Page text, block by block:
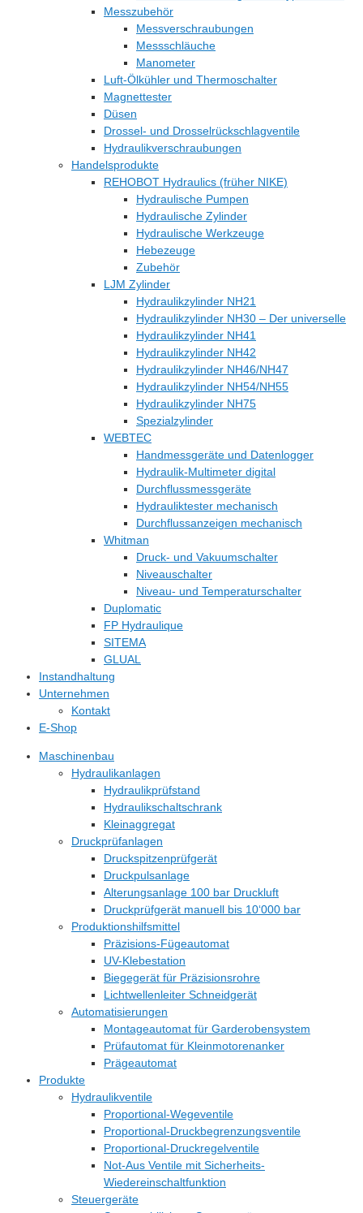
Messzubehör
Messverschraubungen
Messschläuche
Manometer
Luft-Ölkühler und Thermoschalter
Magnettester
Düsen
Drossel- und Drosselrückschlagventile
Hydraulikverschraubungen
Handelsprodukte
REHOBOT Hydraulics (früher NIKE)
Hydraulische Pumpen
Hydraulische Zylinder
Hydraulische Werkzeuge
Hebezeuge
Zubehör
LJM Zylinder
Hydraulikzylinder NH21
Hydraulikzylinder NH30 – Der universelle
Hydraulikzylinder NH41
Hydraulikzylinder NH42
Hydraulikzylinder NH46/NH47
Hydraulikzylinder NH54/NH55
Hydraulikzylinder NH75
Spezialzylinder
WEBTEC
Handmessgeräte und Datenlogger
Hydraulik-Multimeter digital
Durchflussmessgeräte
Hydrauliktester mechanisch
Durchflussanzeigen mechanisch
Whitman
Druck- und Vakuumschalter
Niveauschalter
Niveau- und Temperaturschalter
Duplomatic
FP Hydraulique
SITEMA
GLUAL
Instandhaltung
Unternehmen
Kontakt
E-Shop
Maschinenbau
Hydraulikanlagen
Hydraulikprüfstand
Hydraulikschaltschrank
Kleinaggregat
Druckprüfanlagen
Druckspitzenprüfgerät
Druckpulsanlage
Alterungsanlage 100 bar Druckluft
Druckprüfgerät manuell bis 10‘000 bar
Produktionshilfsmittel
Präzisions-Fügeautomat
UV-Klebestation
Biegegerät für Präzisionsrohre
Lichtwellenleiter Schneidgerät
Automatisierungen
Montageautomat für Garderobensystem
Prüfautomat für Kleinmotorenanker
Prägeautomat
Produkte
Hydraulikventile
Proportional-Wegeventile
Proportional-Druckbegrenzungsventile
Proportional-Druckregelventile
Not-Aus Ventile mit Sicherheits-
Wiedereinschaltfunktion
Steuergeräte